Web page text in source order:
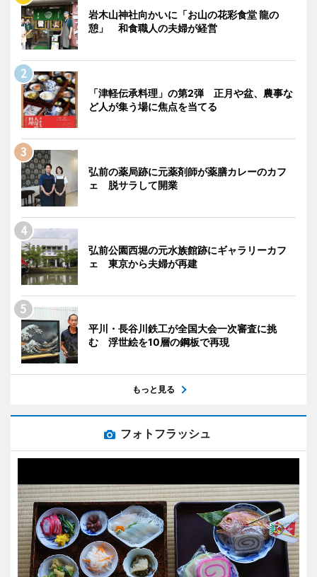
岩木山神社向かいに「お山の花彩食堂 龍の
憩」 和食職人の夫婦が経営
「津軽伝承料理」の第2弾 正月や盆、農事な
ど人が集う場に焦点を当てる
弘前の薬局跡に元薬剤師が薬膳カレーのカフ
ェ 脱サラして開業
弘前公園西堀の元水族館跡にギャラリーカフ
ェ 東京から夫婦が再建
平川・長谷川鉄工が全国大会一次審査に挑
む 浮世絵を10層の鋼板で再現
もっと見る
フォトフラッシュ